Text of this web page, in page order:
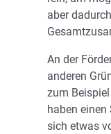
aber
An der
anderen
zum
haben
sich etwas